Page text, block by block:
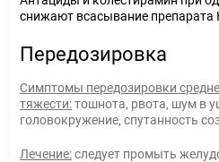
снижают всасывание препарата
Передозировка
Симптомы передозировки
тяжести:тошнота, рвота, шум в
головокружение, спутанность
Лечение:следует промыть